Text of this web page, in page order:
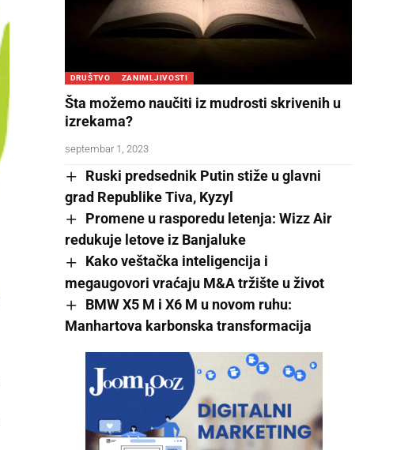
DRUŠTVO ZANIMLJIVOSTI
Šta možemo naučiti iz mudrosti skrivenih u
izrekama?
septembar 1, 2023
Ruski predsednik Putin stiže u glavni
grad Republike Tiva, Kyzyl
Promene u rasporedu letenja: Wizz Air
redukuje letove iz Banjaluke
Kako veštačka inteligencija i
megaugovori vraćaju M&A tržište u život
BMW X5 M i X6 M u novom ruhu:
Manhartova karbonska transformacija